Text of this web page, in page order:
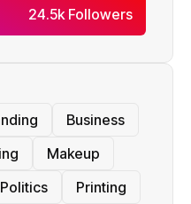
24.5k Followers
Business
Makeup
Politics
Printing